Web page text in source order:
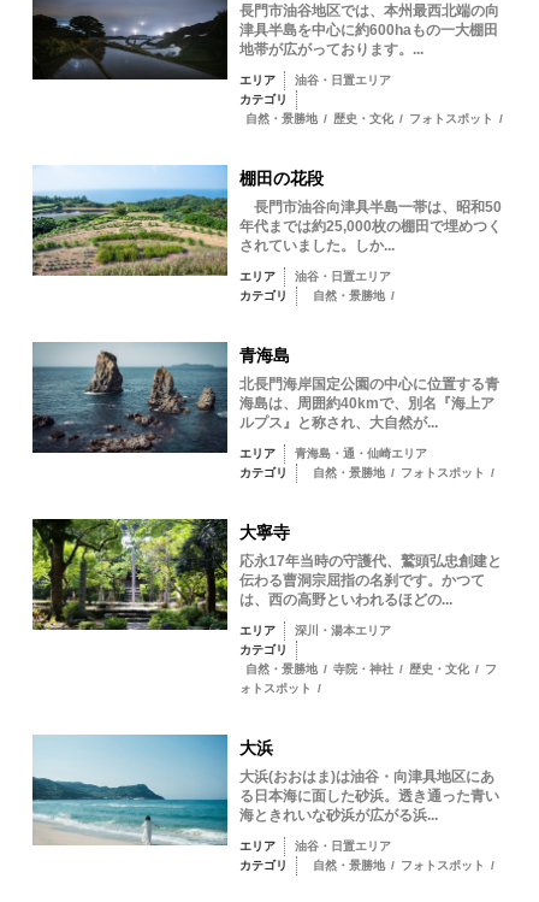
長門市油谷地区では、本州最西北端の向
津具半島を中心に約600haもの一大棚田
地帯が広がっております。...
エリア
油谷・日置エリア
カテゴリ
自然・景勝地 / 歴史・文化 / フォトスポット /
棚田の花段
長門市油谷向津具半島一帯は、昭和50
年代までは約25,000枚の棚田で埋めつく
されていました。しか...
エリア
油谷・日置エリア
カテゴリ
自然・景勝地 /
青海島
北長門海岸国定公園の中心に位置する青
海島は、周囲約40kmで、別名『海上ア
ルプス』と称され、大自然が...
エリア
青海島・通・仙崎エリア
カテゴリ
自然・景勝地 / フォトスポット /
大寧寺
応永17年当時の守護代、鷲頭弘忠創建と
伝わる曹洞宗屈指の名刹です。かつて
は、西の高野といわれるほどの...
エリア
深川・湯本エリア
カテゴリ
自然・景勝地 / 寺院・神社 / 歴史・文化 / フ
ォトスポット
/
大浜
大浜(おおはま)は油谷・向津具地区にあ
る日本海に面した砂浜。透き通った青い
海ときれいな砂浜が広がる浜...
エリア
油谷・日置エリア
カテゴリ
自然・景勝地 / フォトスポット /